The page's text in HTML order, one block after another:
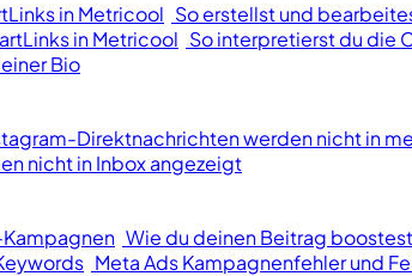
in Metricool So erstellst und
in Metricool So interpretierst du die
Bio
Direktnachrichten werden nicht in
nicht in Inbox angezeigt
Wie du deinen Beitrag boostest
Meta Ads Kampagnenfehler und